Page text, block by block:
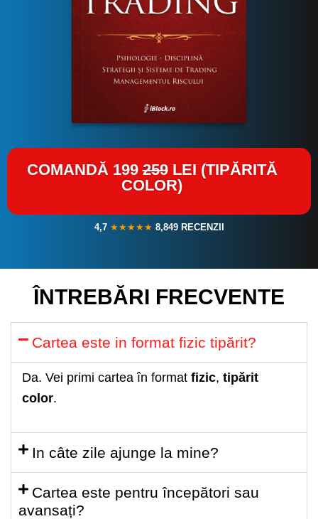
COMANDĂ 199259LEI (TIPĂRITĂ
COLOR)
4,7★★★★★ 8,849 RECENZII
ÎNTREBĂRI FRECVENTE
Cartea este in format fizic tipărit?
Da. Vei primi cartea în format fizic, tipărit
color.
In câte zile ajunge la mine?
Cartea este pentru începători sau
avansați?